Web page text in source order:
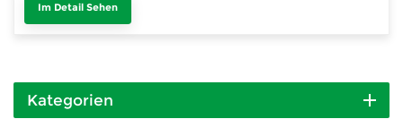
Im Detail Sehen
Kategorien